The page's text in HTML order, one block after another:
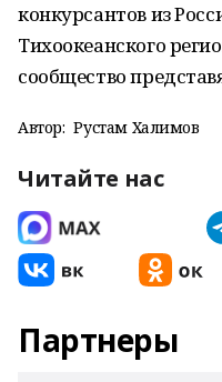
конкурсантов из
Тихоокеанского
сообщество
Автор: Рустам Халимов
Читайте нас
Партнеры